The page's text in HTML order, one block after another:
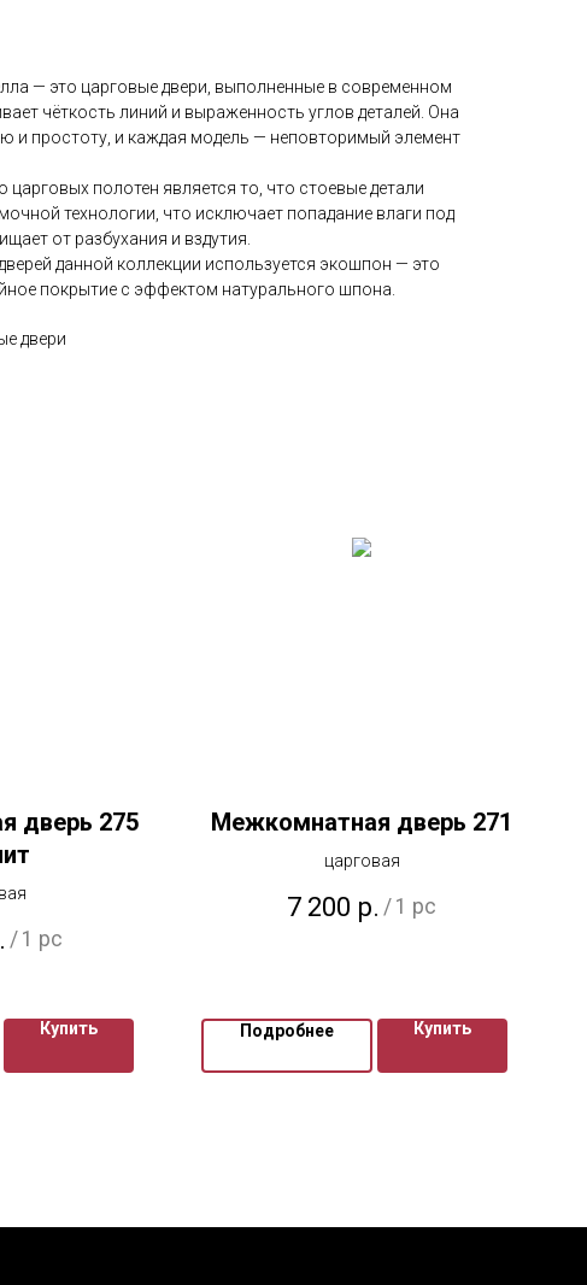
— это царговые двери, выполненные в современном
чёткость линий и выраженность углов деталей. Она
и простоту, и каждая модель — неповторимый элемент
полотен является то, что стоевые детали
технологии, что исключает попадание влаги под
от разбухания и вздутия.
данной коллекции используется экошпон — это
покрытие с эффектом натурального шпона.
двери
дверь 275
/ 1 pc
Купить
Межкомнатная дверь 271
царговая
7 200 р. / 1 pc
Подробнее Купить